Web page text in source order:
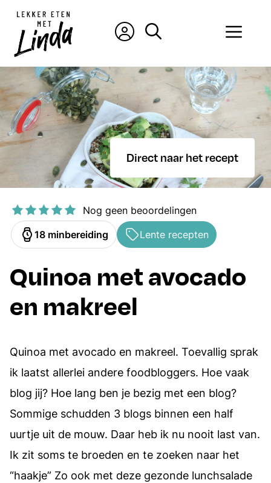
naar
inhoud
Direct naar het recept
Nog geen beoordelingen
bereiding
18minuten
min Lente recepten
Quinoa met avocado
en makreel
Quinoa met avocado en makreel. Toevallig sprak
ik laatst allerlei andere foodbloggers. Hoe vaak
blog jij? Hoe lang ben je bezig met een blog?
Sommige schudden 3 blogs binnen een half
uurtje uit de mouw. Daar heb ik nu nooit last van.
Ik zit soms te broeden en te zoeken naar het
“haakje” Zo ook met deze gezonde lunchsalade